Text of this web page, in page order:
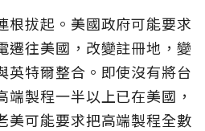
根拔起。美國政府可能要求
遷往美國，改變註冊地，變
英特爾整合。即使沒有將台
製程一半以上已在美國，
美可能要求把高端製程全數